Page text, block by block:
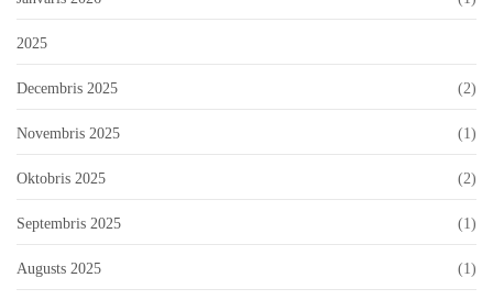
2025
Decembris 2025 (2)
Novembris 2025 (1)
Oktobris 2025 (2)
Septembris 2025 (1)
Augusts 2025 (1)